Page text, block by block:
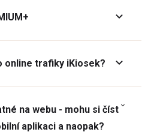
online trafiky iKiosek?
na webu - mohu si číst
aplikaci a naopak?